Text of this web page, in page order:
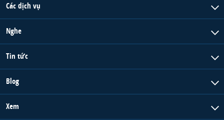
Các dịch vụ
Nghe
Tin tức
Blog
Xem